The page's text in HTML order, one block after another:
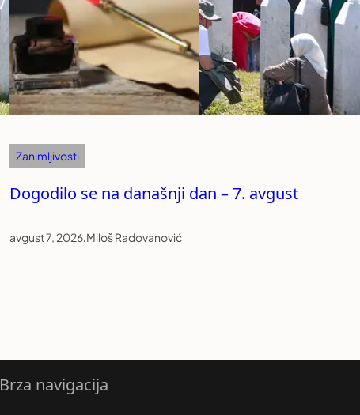
Zanimljivosti
Dogodilo se na današnji dan – 7. avgust
avgust 7, 2026.Miloš Radovanović
Brza navigacija